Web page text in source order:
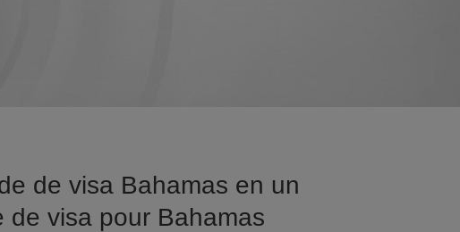
de visa Bahamas en un
de visa pour Bahamas